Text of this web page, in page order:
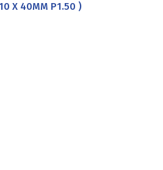
X 40MM P1.50 )